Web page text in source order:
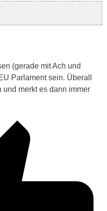
(gerade mit Ach und
Parlament sein. Überall
merkt es dann immer